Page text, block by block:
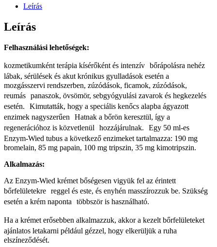
Leírás
Leírás
Felhasználási lehetőségek:
kozmetikumként terápia kísérőként és intenzív bőrápolásra nehéz
lábak, sérülések és akut krónikus gyulladások esetén a
mozgásszervi rendszerben, zúzódások, ficamok, zúzódások,
reumás panaszok, övsömör, sebgyógyulási zavarok és hegkezelés
esetén. Kimutatták, hogy a speciális kenőcs alapba ágyazott
enzimek nagyszerűen Hatnak a bőrön keresztül, így a
regenerációhoz is közvetlenül hozzájárulnak. Egy 50 ml-es
Enzym-Wied tubus a következő enzimeket tartalmazza: 190 mg
bromelain, 85 mg papain, 100 mg tripszin, 35 mg kimotripszin.
Alkalmazás:
Az Enzym-Wied krémet bőségesen vigyük fel az érintett
bőrfelületekre reggel és este, és enyhén masszírozzuk be. Szükség
esetén a krém naponta többször is használható.
Ha a krémet erősebben alkalmazzuk, akkor a kezelt bőrfelületeket
ajánlatos letakarni például gézzel, hogy elkerüljük a ruha
elszíneződését.